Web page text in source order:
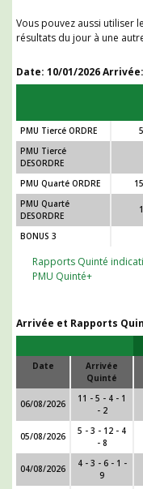
Vous pouvez aussi utiliser
résultats du jour à une
Date: 10/01/2026Arrivée:
PMU Tiercé ORDRE
PMU Tiercé
DESORDRE
PMU Quarté ORDRE
PMU Quarté
DESORDRE
BONUS 3
Rapports Quinté
PMU Quinté+
Arrivée et Rapports
Date
Arrivée
Quinté
06/08/2026
11 - 5 - 4 - 1
- 2
05/08/2026
5 - 3 - 12 - 4
- 8
04/08/2026
4 - 3 - 6 - 1 -
9